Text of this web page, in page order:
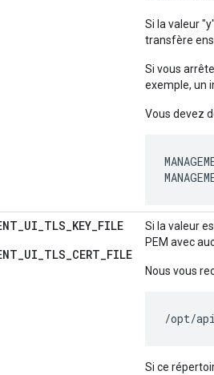
Si la valeur
transfère
Si vous
exemple, un
Vous devez
_UI_TLS_KEY_FILE
Si la valeur
PEM avec
Nous vous
/opt/
Si ce